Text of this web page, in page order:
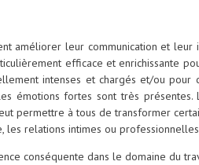
améliorer leur communication et leur
efficace et enrichissante
intenses et chargés et/ou pour
émotions fortes sont très présentes.
permettre à tous de transformer
relations intimes ou
conséquente dans le domaine du